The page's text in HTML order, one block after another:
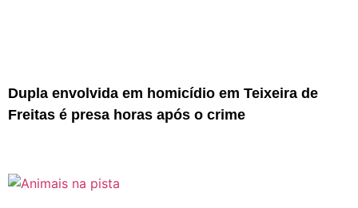
Dupla envolvida em homicídio em Teixeira de
Freitas é presa horas após o crime